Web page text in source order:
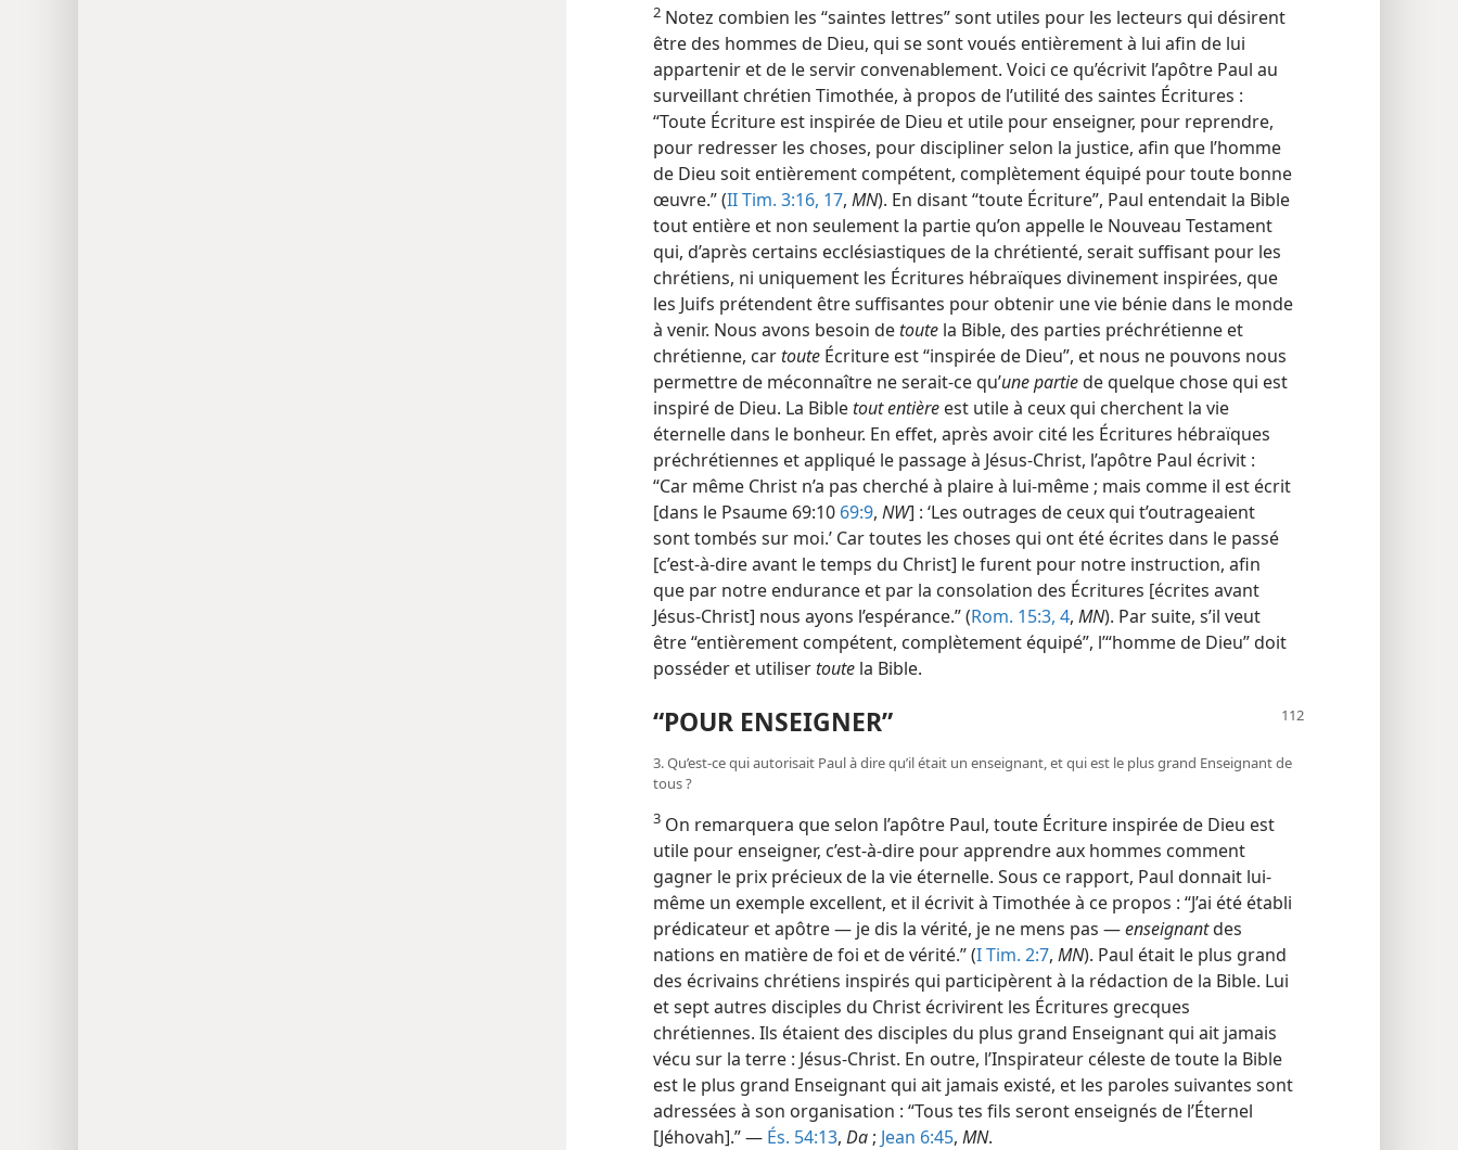
2 Notez combien les “saintes lettres” sont utiles pour les lecteurs qui désirent
être des hommes de Dieu, qui se sont voués entièrement à lui afin de lui
appartenir et de le servir convenablement. Voici ce qu’écrivit l’apôtre Paul au
surveillant chrétien Timothée, à propos de l’utilité des saintes Écritures :
“Toute Écriture est inspirée de Dieu et utile pour enseigner, pour reprendre,
pour redresser les choses, pour discipliner selon la justice, afin que l’homme
de Dieu soit entièrement compétent, complètement équipé pour toute bonne
œuvre.” (II Tim. 3:16, 17, MN). En disant “toute Écriture”, Paul entendait la Bible
tout entière et non seulement la partie qu’on appelle le Nouveau Testament
qui, d’après certains ecclésiastiques de la chrétienté, serait suffisant pour les
chrétiens, ni uniquement les Écritures hébraïques divinement inspirées, que
les Juifs prétendent être suffisantes pour obtenir une vie bénie dans le monde
à venir. Nous avons besoin de toute la Bible, des parties préchrétienne et
chrétienne, car toute Écriture est “inspirée de Dieu”, et nous ne pouvons nous
permettre de méconnaître ne serait-​ce qu’une partiede quelque chose qui est
inspiré de Dieu. La Bible tout entière est utile à ceux qui cherchent la vie
éternelle dans le bonheur. En effet, après avoir cité les Écritures hébraïques
préchrétiennes et appliqué le passage à Jésus-Christ, l’apôtre Paul écrivit :
“Car même Christ n’a pas cherché à plaire à lui-​même ; mais comme il est écrit
[dans le Psaume 69:10 69:9, NW] : ‘Les outrages de ceux qui t’outrageaient
sont tombés sur moi.’ Car toutes les choses qui ont été écrites dans le passé
[c’est-à-dire avant le temps du Christ] le furent pour notre instruction, afin
que par notre endurance et par la consolation des Écritures [écrites avant
Jésus-Christ] nous ayons l’espérance.” (Rom. 15:3, 4, MN). Par suite, s’il veut
être “entièrement compétent, complètement équipé”, l’“homme de Dieu” doit
posséder et utiliser toute la Bible.
“POUR ENSEIGNER”
3. Qu’est-​ce qui autorisait Paul à dire qu’il était un enseignant, et qui est le plus grand Enseignant de
tous ?
3 On remarquera que selon l’apôtre Paul, toute Écriture inspirée de Dieu est
utile pour enseigner, c’est-à-dire pour apprendre aux hommes comment
gagner le prix précieux de la vie éternelle. Sous ce rapport, Paul donnait lui-​
même un exemple excellent, et il écrivit à Timothée à ce propos : “J’ai été établi
prédicateur et apôtre — je dis la vérité, je ne mens pas —enseignantdes
nations en matière de foi et de vérité.” (I Tim. 2:7, MN). Paul était le plus grand
des écrivains chrétiens inspirés qui participèrent à la rédaction de la Bible. Lui
et sept autres disciples du Christ écrivirent les Écritures grecques
chrétiennes. Ils étaient des disciples du plus grand Enseignant qui ait jamais
vécu sur la terre : Jésus-Christ. En outre, l’Inspirateur céleste de toute la Bible
est le plus grand Enseignant qui ait jamais existé, et les paroles suivantes sont
adressées à son organisation : “Tous tes fils seront enseignés de l’Éternel
[Jéhovah].” — És. 54:13, Da ; Jean 6:45, MN.